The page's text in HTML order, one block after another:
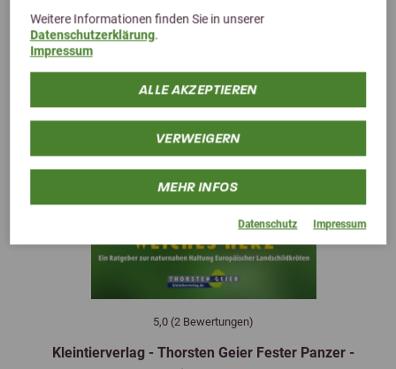
Weitere Informationen finden Sie in unserer
Datenschutzerklärung.
Impressum
ALLE AKZEPTIEREN
VERWEIGERN
MEHR INFOS
Datenschutz Impressum
5,0 (2 Bewertungen)
Kleintierverlag - Thorsten Geier Fester Panzer -